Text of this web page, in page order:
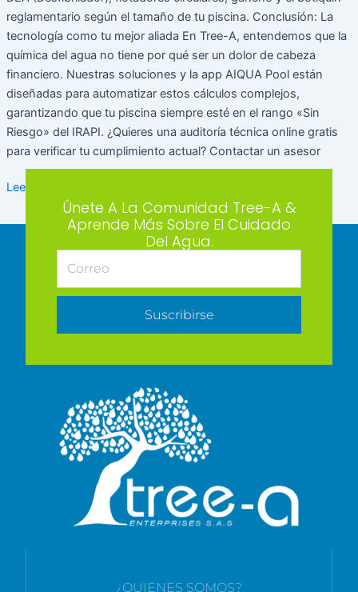
reglamentario según el tamaño de tu piscina. Conclusión: La
tecnología como tu mejor aliada En Tree-A, entendemos que la
química del agua no tiene por qué ser un dolor de cabeza
financiero. Nuestras soluciones y la app AIQUA Pool están
diseñadas para automatizar estos cálculos complejos,
garantizando que tu piscina siempre esté en el rango «Sin
Riesgo» del IRAPI. ¿Quieres una auditoría técnica online gratis
para verificar tu cumplimiento actual? Contactar un asesor
Leer más »
Únete A La Comunidad Tree-A &
Aprende Más Sobre El Cuidado
Del Agua.
Suscribirse
¿QUIENES SOMOS?